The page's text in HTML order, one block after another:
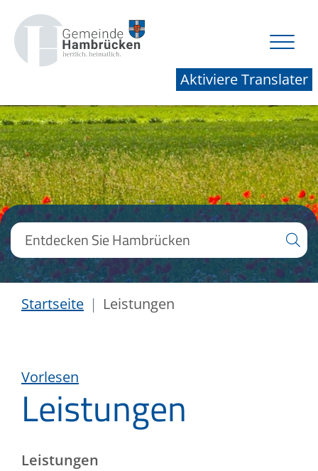
Aktiviere Translater
Startseite Leistungen
Vorlesen
Leistungen
Leistungen